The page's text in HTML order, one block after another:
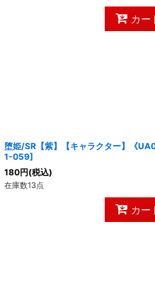
カー
堕姫/SR【紫】【キャラクター】《
1-059]
180円(税込)
在庫数13点
カー